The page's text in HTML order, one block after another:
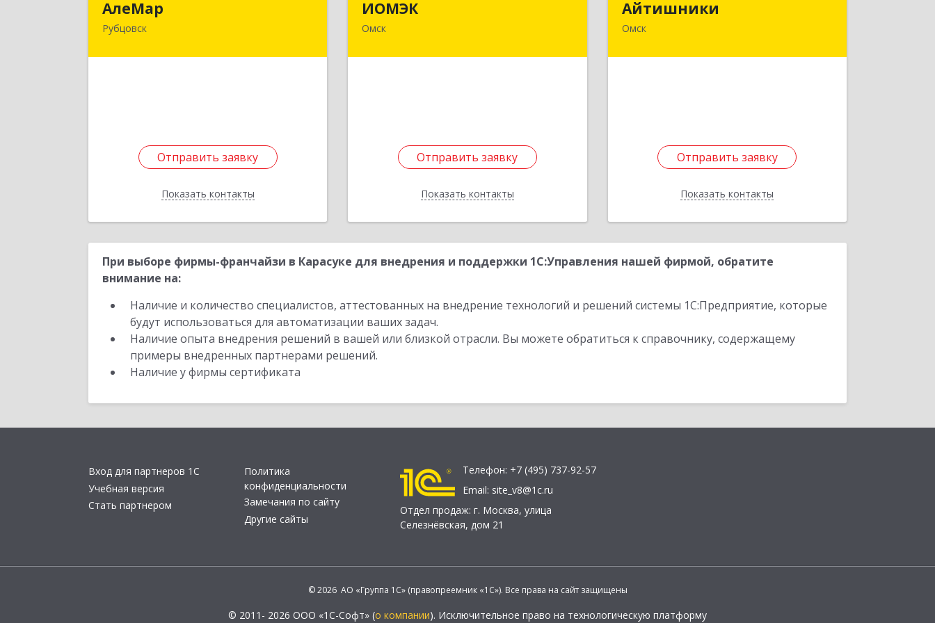
АлеМар
Рубцовск
Отправить заявку
Показать контакты
658210, Алтайский край, Рубцовск г,
Отправить заявку
Назад
ИОМЭК
Омск
Отправить заявку
Показать контакты
Отправить заявку
Назад
Айтишники
Омск
Отправить заявку
Показать контакты
644024, Омская обл, Омск г, Учебная
Отправить заявку
Назад
При выборе фирмы-франчайзи в Карасуке для внедрения и поддержки 1С:Управления нашей фирмой, обратите
внимание на:
Наличие и количество специалистов, аттестованных на внедрение технологий и решений системы 1С:Предприятие, которые
будут использоваться для автоматизации ваших задач.
Наличие опыта внедрения решений в вашей или близкой отрасли. Вы можете обратиться к справочнику, содержащему
примеры внедренных партнерами решений.
Наличие у фирмы сертификата
Вход для партнеров 1С
Учебная версия
Стать партнером
Политика
конфиденциальности
Замечания по сайту
Другие сайты
Телефон: +7 (495) 737-92-57
Email: site_v8@1c.ru
Отдел продаж: г. Москва, улица
Селезнёвская, дом 21
© 2026 АО «Группа 1С» (правопреемник «1С»). Все права на сайт защищены
© 2011- 2026 ООО «1С-Софт» (о компании). Исключительное право на технологическую платформу